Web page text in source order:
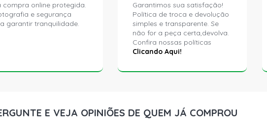
compra online protegida.
e segurança
garantir tranquilidade.
Garantimos sua satisfação!
Política de troca e devolução
simples e transparente. Se
não for a peça certa,devolva.
Confira nossas políticas
Clicando Aqui!
E VEJA OPINIÕES DE QUEM JÁ COMPROU